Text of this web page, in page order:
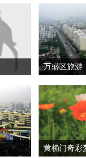
万盛区旅游
黄桷门奇彩